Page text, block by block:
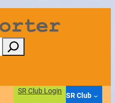
SR Club Login
SR Club